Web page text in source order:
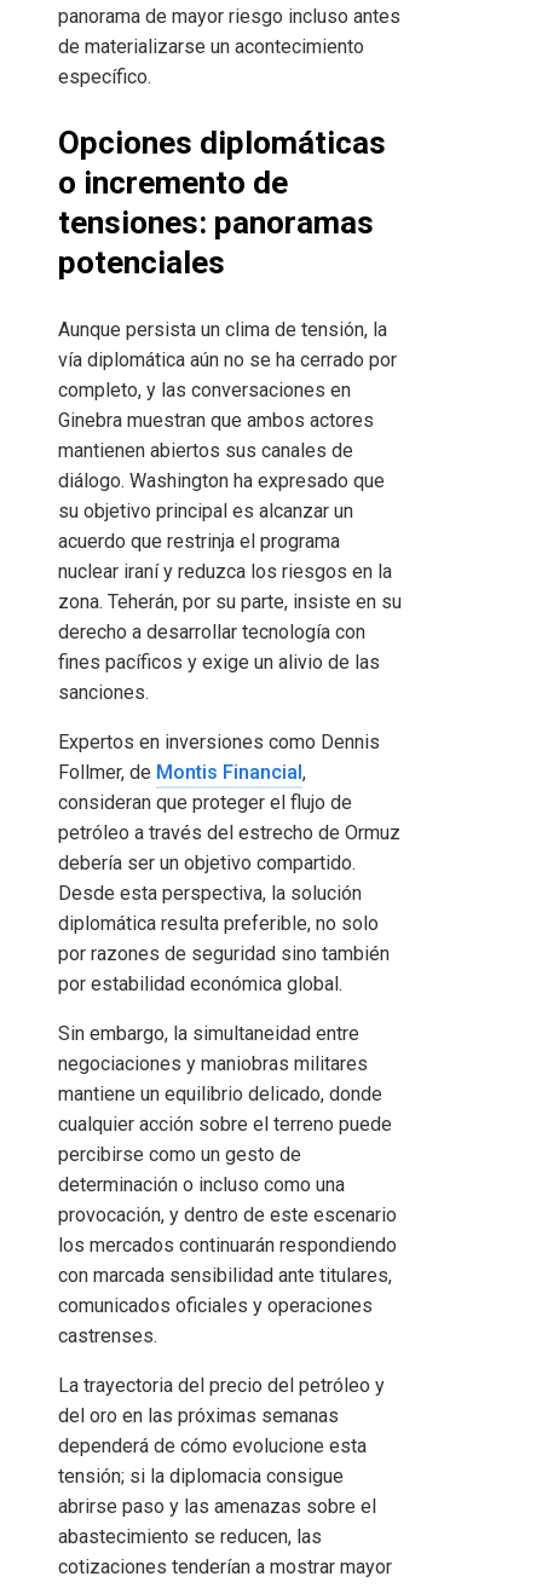
panorama de mayor riesgo incluso antes
de materializarse un acontecimiento
específico.
Opciones diplomáticas
o incremento de
tensiones: panoramas
potenciales
Aunque persista un clima de tensión, la
vía diplomática aún no se ha cerrado por
completo, y las conversaciones en
Ginebra muestran que ambos actores
mantienen abiertos sus canales de
diálogo. Washington ha expresado que
su objetivo principal es alcanzar un
acuerdo que restrinja el programa
nuclear iraní y reduzca los riesgos en la
zona. Teherán, por su parte, insiste en su
derecho a desarrollar tecnología con
fines pacíficos y exige un alivio de las
sanciones.
Expertos en inversiones como Dennis
Follmer, de Montis Financial ,
consideran que proteger el flujo de
petróleo a través del estrecho de Ormuz
debería ser un objetivo compartido.
Desde esta perspectiva, la solución
diplomática resulta preferible, no solo
por razones de seguridad sino también
por estabilidad económica global.
Sin embargo, la simultaneidad entre
negociaciones y maniobras militares
mantiene un equilibrio delicado, donde
cualquier acción sobre el terreno puede
percibirse como un gesto de
determinación o incluso como una
provocación, y dentro de este escenario
los mercados continuarán respondiendo
con marcada sensibilidad ante titulares,
comunicados oficiales y operaciones
castrenses.
La trayectoria del precio del petróleo y
del oro en las próximas semanas
dependerá de cómo evolucione esta
tensión; si la diplomacia consigue
abrirse paso y las amenazas sobre el
abastecimiento se reducen, las
cotizaciones tenderían a mostrar mayor